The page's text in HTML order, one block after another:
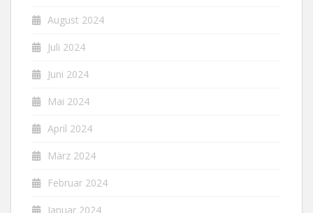
August 2024
Juli 2024
Juni 2024
Mai 2024
April 2024
März 2024
Februar 2024
Januar 2024